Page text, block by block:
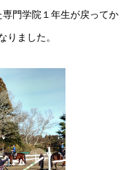
門学院１年生が戻ってか
りました。